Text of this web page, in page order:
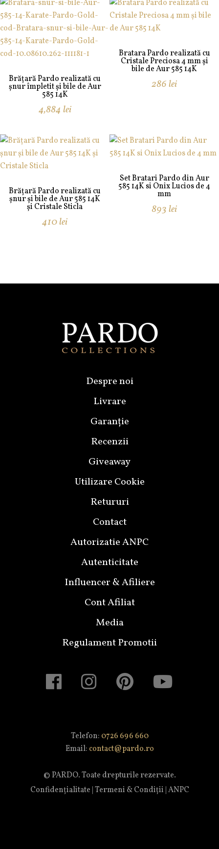
Brățară Pardo realizată cu
șnur împletit și bile de Aur
585 14K
4,884 lei
Bratara Pardo realizată cu
Cristale Preciosa 4 mm și
bile de Aur 585 14K
286lei
Brățară Pardo realizată cu
șnur și bile de Aur 585 14K
și Cristale Sticla
410lei
Set Bratari Pardo din Aur
585 14K si Onix Lucios de 4
mm
893lei
Despre noi
Livrare
Garanție
Recenzii
Giveaway
Utilizare Cookie
Retururi
Contact
Autorizatie ANPC
Autenticitate
Influencer & Afiliere
Cont Afiliat
Media
Regulament Promotii
Telefon: 0726 696 660
Email: contact@pardo.ro
© PARDO. Toate drepturile rezervate.
Confidențialitate Termeni & Condiții ANPC